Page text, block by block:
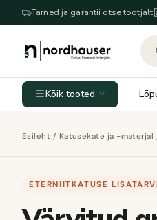
Tarned ja garantii otse tootjalt
Kõik tooted
Esileht / Katusekate ja -materjal
ETERNIITKATUSE